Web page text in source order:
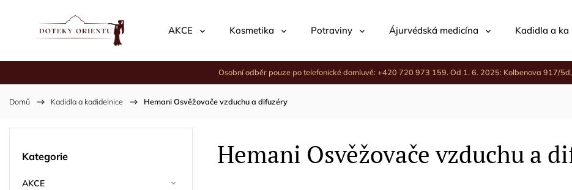
AKCE Kosmetika Potraviny Ájurvédská medicína Kadidla a
Osobní odběr pouze po telefonické domluvě: +420 720 973 159. Od 1. 6. 2025: Kolbenova 917/
Domů / Kadidla a kadidelnice / Hemani Osvěžovače vzduchu a difuzéry
Kategorie
AKCE
Hemani Osvěžovače vzduchu a